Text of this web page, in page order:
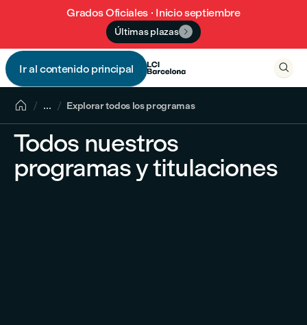
Grados Oficiales · Inicio septiembre
Últimas plazas 
Ir al contenido principal
 
 ... Explorar todos los programas
Todos nuestros
programas y titulaciones